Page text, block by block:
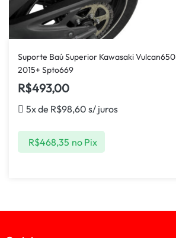
Suporte Baú Superior Kawasaki Vulcan650
2015+ Spto669
R$493,00
5x de R$98,60 s/ juros
R$468,35 no Pix